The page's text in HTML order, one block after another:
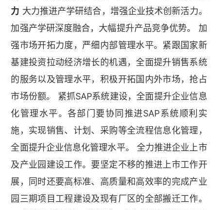
力 大力推进产学研结合，增强企业技术创新活力。
加强产学研深度融合，大幅提升产品竞争优势。 加
强市场开拓力度，严细内部管理水平。紧跟国家新
基建投资拉动经济增长的机遇，全面提升销售系统
的服务以及管理水平，积极开拓国内外市场，抢占
市场份额。 紧抓SAP系统建设，全面提升企业信息
化管理水平。各部门要协同推进SAP系统顺利实
施，实现销售、计划、采购等全流程信息化管理，
全面提升企业信息化管理水平。 全力推进企业上市
及产业园建设工作。要坚定不移的推进上市工作开
展，同时还要高标准、高质量和高效率的完成产业
园三期项目工程建设及现有厂区的全部搬迁工作。